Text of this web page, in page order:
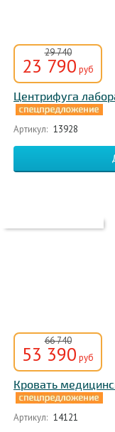
29 740
23 790 руб
Центрифуга
Артикул: 13928
66 740
53 390 руб
Кровать
Артикул: 14121